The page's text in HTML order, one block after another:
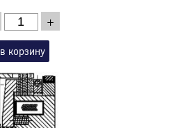
+
в корзину